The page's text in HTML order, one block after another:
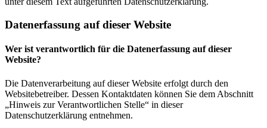
Datenerfassung auf dieser Website
Wer ist verantwortlich für die Datenerfassung auf dieser
Website?
Die Datenverarbeitung auf dieser Website erfolgt durch den
Websitebetreiber. Dessen Kontaktdaten können Sie dem Abschnitt
„Hinweis zur Verantwortlichen Stelle“ in dieser
Datenschutzerklärung entnehmen.